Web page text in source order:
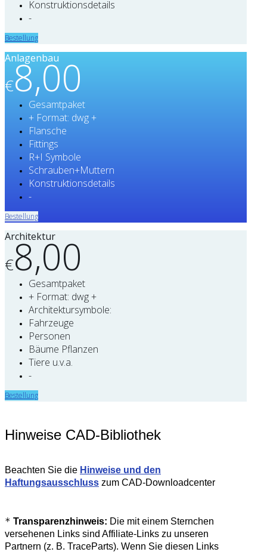
Konstruktionsdetails
-
Bestellung
Anlagenbau
€8,00
Gesamtpaket
+ Format: dwg +
Flansche
Fittings
R+I Symbole
Schrauben+Muttern
Konstruktionsdetails
-
Bestellung
Architektur
€8,00
Gesamtpaket
+ Format: dwg +
Architektursymbole:
Fahrzeuge
Personen
Bäume Pflanzen
Tiere u.v.a.
-
Bestellung
Hinweise CAD-Bibliothek
Beachten Sie die Hinweise und den
Haftungsausschluss zum CAD-Downloadcenter
* Transparenzhinweis: Die mit einem Sternchen
versehenen Links sind Affiliate-Links zu unseren
Partnern (z. B. TraceParts). Wenn Sie diesen Links